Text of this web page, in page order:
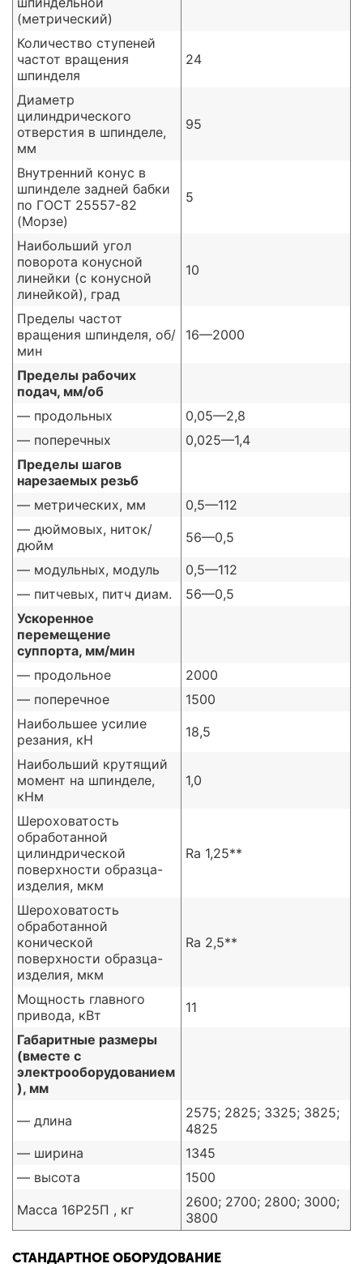
(метрический)
Количество ступеней
частот вращения
шпинделя
24
Диаметр
цилиндрического
отверстия в шпинделе,
мм
95
Внутренний конус в
шпинделе задней бабки
по ГОСТ 25557-82
(Морзе)
5
Наибольший угол
поворота конусной
линейки (с конусной
линейкой), град
10
Пределы частот
вращения шпинделя, об/
мин
16—2000
Пределы рабочих
подач, мм/об
— продольных
0,05—2,8
— поперечных
0,025—1,4
Пределы шагов
нарезаемых резьб
— метрических, мм
0,5—112
— дюймовых, ниток/
дюйм
56—0,5
— модульных, модуль
0,5—112
— питчевых, питч диам.
56—0,5
Ускоренное
перемещение
суппорта, мм/мин
— продольное
2000
— поперечное
1500
Наибольшее усилие
резания, кН
18,5
Наибольший крутящий
момент на шпинделе,
кНм
1,0
Шероховатость
обработанной
цилиндрической
поверхности образца-
изделия, мкм
Ra 1,25**
Шероховатость
обработанной
конической
поверхности образца-
изделия, мкм
Ra 2,5**
Мощность главного
привода, кВт
11
Габаритные размеры
(вместе с
электрооборудованием
), мм
— длина
2575; 2825; 3325; 3825;
4825
— ширина
1345
— высота
1500
Масса 16Р25П , кг
2600; 2700; 2800; 3000;
3800
СТАНДАРТНОЕ ОБОРУДОВАНИЕ